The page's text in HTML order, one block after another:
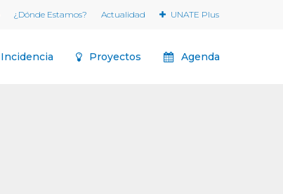
¿Dónde Estamos? Actualidad UNATE Plus
Incidencia Proyectos Agenda